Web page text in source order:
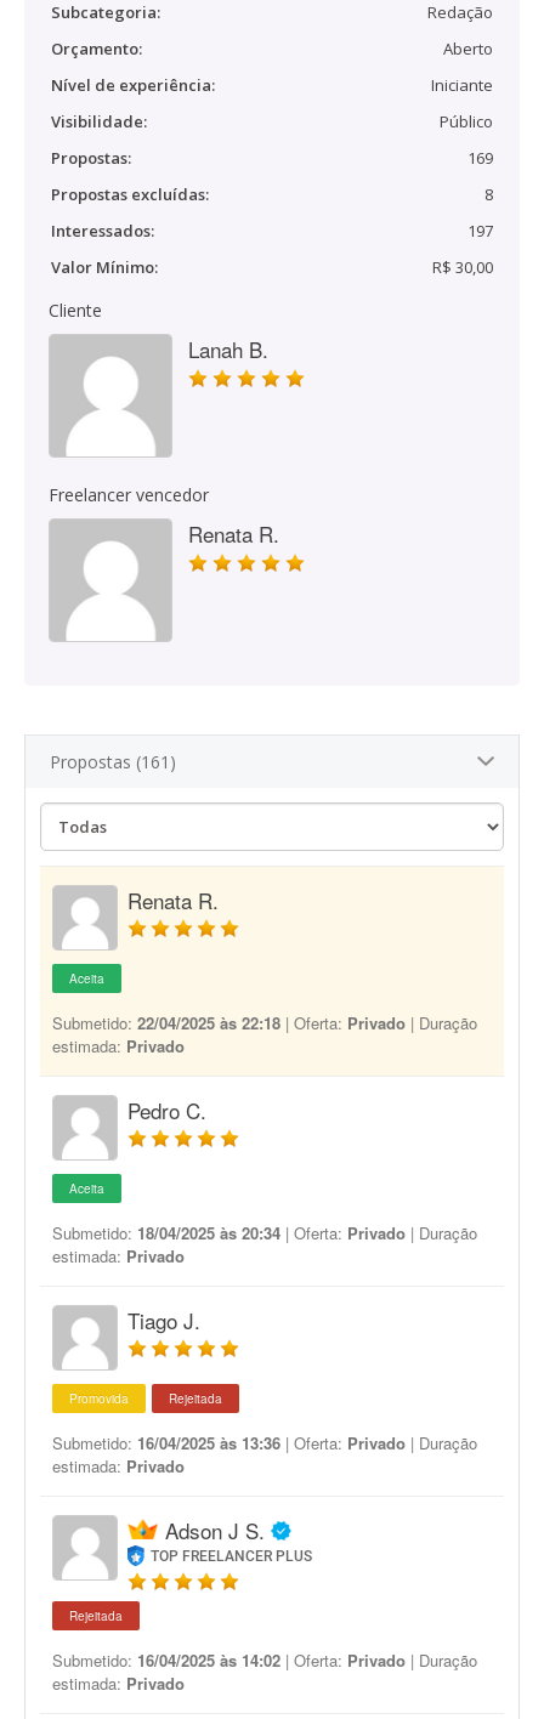
Subcategoria:
Redação
Orçamento:
Aberto
Nível de experiência:
Iniciante
Visibilidade:
Público
Propostas:
169
Propostas excluídas:
8
Interessados:
197
Valor Mínimo:
R$ 30,00
Cliente
Lanah B.
Freelancer vencedor
Renata R.
Propostas (161)
Renata R.
Aceita
Submetido: 22/04/2025 às 22:18 | Oferta: Privado | Duração
estimada: Privado
Pedro C.
Aceita
Submetido: 18/04/2025 às 20:34 | Oferta: Privado | Duração
estimada: Privado
Tiago J.
Promovida Rejeitada
Submetido: 16/04/2025 às 13:36 | Oferta: Privado | Duração
estimada: Privado
Adson J S.
TOP FREELANCER PLUS
Rejeitada
Submetido: 16/04/2025 às 14:02 | Oferta: Privado | Duração
estimada: Privado